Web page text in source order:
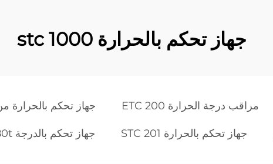
جهاز تحكم بالحرارة stc 1000
مراقب درجة الحرارة ETC 200 جهاز تحكم بالحرارة
جهاز تحكم بالحرارة STC 201 جهاز تحكم بالدرجة sh 5080t